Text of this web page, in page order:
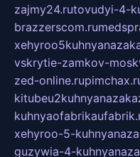
zajmy24.rutovudyi-4-
brazzerscom.ru
vskrytie-zamkov-
zed-online.ru
xehyroo-5-
guzywia-4-